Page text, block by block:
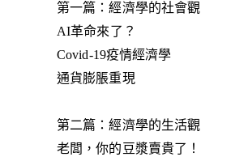
第一篇：經濟學的社會觀
AI革命來了？
Covid-19疫情經濟學
通貨膨脹重現
第二篇：經濟學的生活觀
老闆，你的豆漿賣貴了！